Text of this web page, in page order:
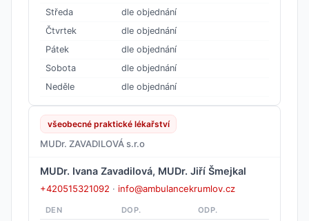
Středa
dle objednání
Čtvrtek
dle objednání
Pátek
dle objednání
Sobota
dle objednání
Neděle
dle objednání
všeobecné praktické lékařství
MUDr. ZAVADILOVÁ s.r.o
MUDr. Ivana Zavadilová, MUDr. Jiří Šmejkal
+420515321092 · info@ambulancekrumlov.cz
DEN DOP. ODP.